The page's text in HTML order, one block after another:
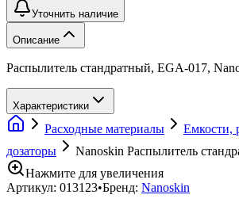
Уточнить наличие
Описание
Распылитель стандратный, EGA-017,
Характеристики
Расходные материалы
Емкости,
дозаторы
Nanoskin Распылитель
Нажмите для увеличения
Артикул: 013123•Бренд: Nanoskin